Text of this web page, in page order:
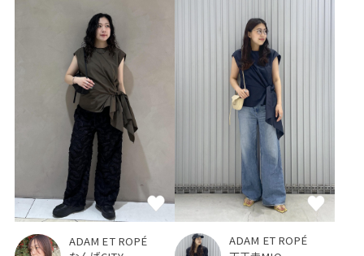
ADAM ET ROPÉ
ADAM ET ROPÉ